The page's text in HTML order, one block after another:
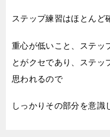
ステップ練習はほとんど
重心が低いこと、ステッ
とがクセであり、ステッ
思われるので
しっかりその部分を意識